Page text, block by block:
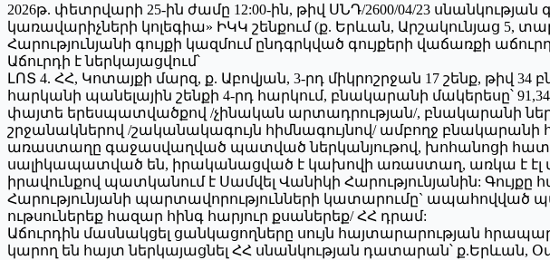
2026թ. փետրվարի 25-ին ժամը 12:00-ին, թիվ ՍՆԴ/2600/04/23
կառավարիչների կոլեգիա» ԻԿԿ շենքում (ք. Երևան, Արշակունյաց
Հարությունյանի գույքի կազմում ընդգրկված գույքերի վաճառքի
Աճուրդի է ներկայացվում՝
ԼՈՏ 4. ՀՀ, Կոտայքի մարզ, ք. Աբովյան, 3-րդ միկրոշրջան 17 շենք, թիվ
հարկանի պանելային շենքի 4-րդ հարկում, բնակարանի մակերեսը՝
փայտե երեսպատվածքով /չինական արտադրության/, բնակարանի
շրջանակներով /շականակագույն հիմնագույնով/ ամբողջ
առաստաղը գաջասվաղված պատված ներկանյութով, խոհանոցի
սալիկապատված են, իրականացված է կախովի առաստաղ, առկա է
իրավունքով պատկանում է Սամվել Վանիկի Հարությունյանին: Գույքը
Հարությունյանի պարտավորությունների կատարումը` ապահովված
ութսուներեք հազար հինգ հարյուր քսաներեք/ ՀՀ դրամ:
Աճուրդին մասնակցել ցանկացողները սույն հայտարարության
կարող են հայտ ներկայացնել ՀՀ սնանկության դատարան՝ ք.Երևան,